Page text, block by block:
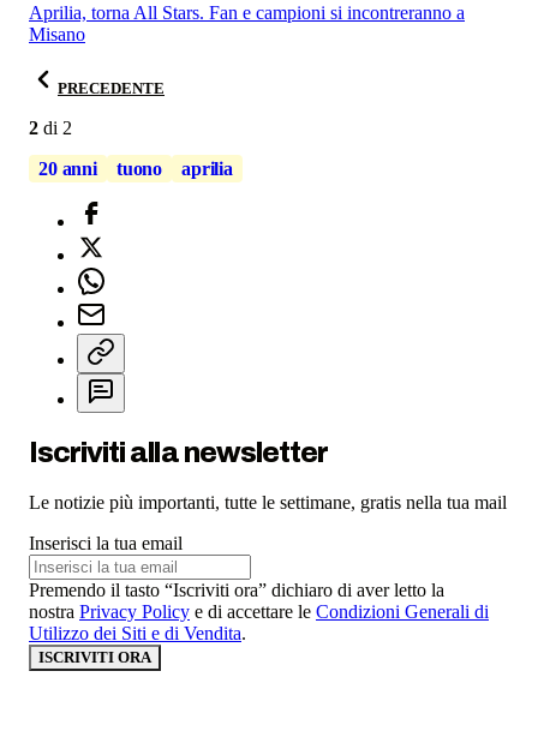
Aprilia, torna All Stars. Fan e campioni si incontreranno a
Misano
PRECEDENTE
2 di 2
20 anni
tuono aprilia
Iscriviti alla newsletter
Le notizie più importanti, tutte le settimane, gratis nella tua mail
Inserisci la tua email
Premendo il tasto “Iscriviti ora” dichiaro di aver letto la
nostra Privacy Policy e di accettare le Condizioni Generali di
Utilizzo dei Siti e di Vendita.
ISCRIVITI ORA